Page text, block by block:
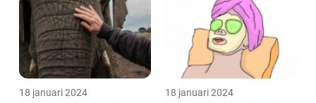
18 januari 2024 18 januari 2024